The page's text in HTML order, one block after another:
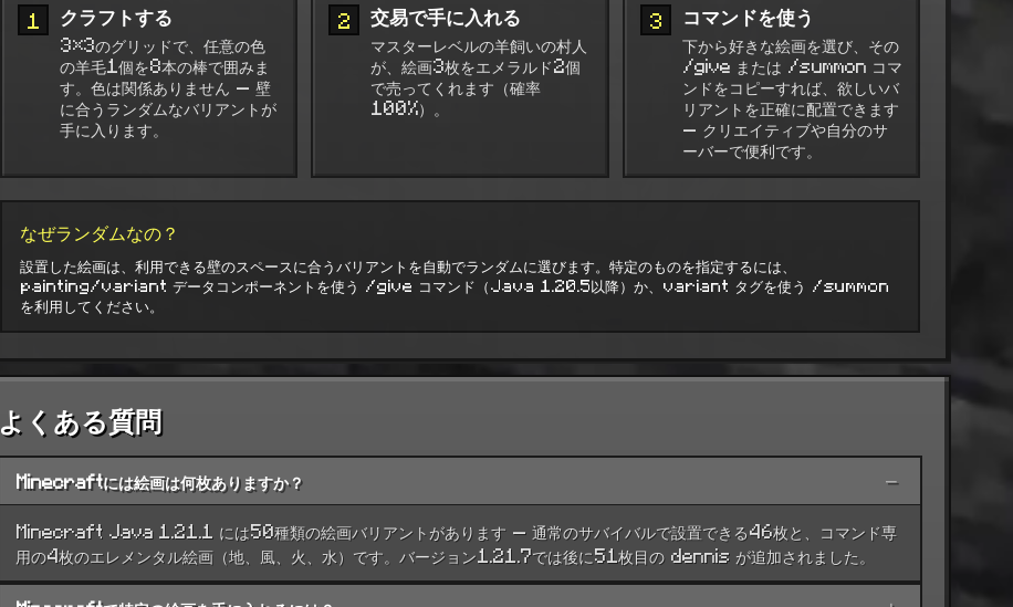
1 クラフトする
3×3のグリッドで、任意の色
の羊毛1個を8本の棒で囲みま
す。色は関係ありません — 壁
に合うランダムなバリアントが
手に入ります。
2 交易で手に入れる
マスターレベルの羊飼いの村人
が、絵画3枚をエメラルド2個
で売ってくれます（確率
100%）。
3 コマンドを使う
下から好きな絵画を選び、その
/give または /summon コマ
ンドをコピーすれば、欲しいバ
リアントを正確に配置できます
— クリエイティブや自分のサ
ーバーで便利です。
なぜランダムなの？
設置した絵画は、利用できる壁のスペースに合うバリアントを自動でランダムに選びます。特定のものを指定するには、
painting/variant データコンポーネントを使う /give コマンド（Java 1.20.5以降）か、variant タグを使う /summon
を利用してください。
よくある質問
Minecraftには絵画は何枚ありますか？ −
Minecraft Java 1.21.1 には50種類の絵画バリアントがあります — 通常のサバイバルで設置できる46枚と、コマンド専
用の4枚のエレメンタル絵画（地、風、火、水）です。バージョン1.21.7では後に51枚目の dennis が追加されました。